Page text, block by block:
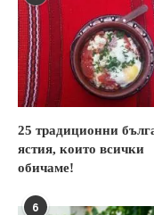
25 традиционни
ястия, които всички
обичаме!
6